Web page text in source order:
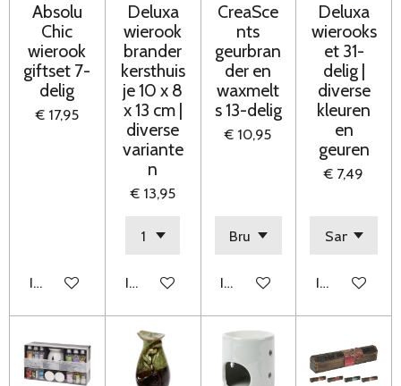
Absolu
Chic
wierook
giftset 7-
delig
€ 17,95
In winkelwagen
Deluxa
wierook
brander
kersthuis
je 10 x 8
x 13 cm |
diverse
variante
n
€ 13,95
In winkelwagen
CreaSce
nts
geurbran
der en
waxmelt
s 13-delig
€ 10,95
In winkelwagen
Deluxa
wierooks
et 31-
delig |
diverse
kleuren
en
geuren
€ 7,49
In